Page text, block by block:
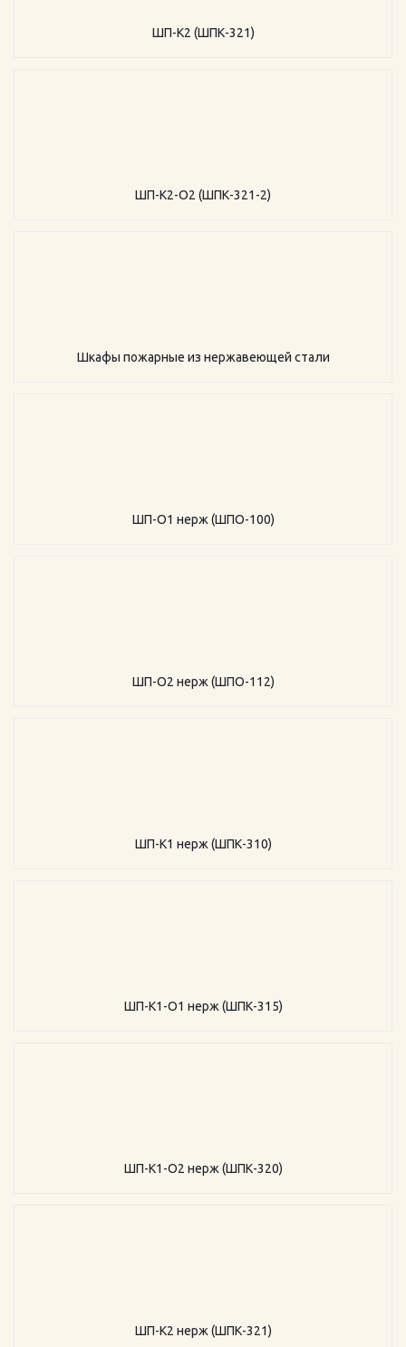
ШП-К2 (ШПК-321)
ШП-К2-О2 (ШПК-321-2)
Шкафы пожарные из нержавеющей стали
ШП-О1 нерж (ШПО-100)
ШП-О2 нерж (ШПО-112)
ШП-К1 нерж (ШПК-310)
ШП-К1-О1 нерж (ШПК-315)
ШП-К1-О2 нерж (ШПК-320)
ШП-К2 нерж (ШПК-321)